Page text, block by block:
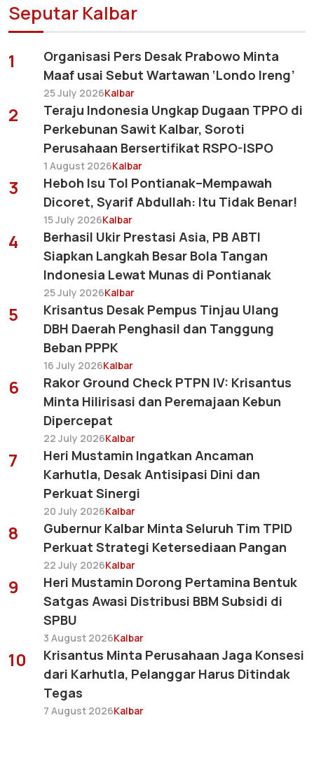
Seputar Kalbar
1
Organisasi Pers Desak Prabowo Minta
Maaf usai Sebut Wartawan ‘Londo Ireng’
25 July 2026Kalbar
2
Teraju Indonesia Ungkap Dugaan TPPO di
Perkebunan Sawit Kalbar, Soroti
Perusahaan Bersertifikat RSPO-ISPO
1 August 2026Kalbar
3
Heboh Isu Tol Pontianak–Mempawah
Dicoret, Syarif Abdullah: Itu Tidak Benar!
15 July 2026Kalbar
4
Berhasil Ukir Prestasi Asia, PB ABTI
Siapkan Langkah Besar Bola Tangan
Indonesia Lewat Munas di Pontianak
25 July 2026Kalbar
5
Krisantus Desak Pempus Tinjau Ulang
DBH Daerah Penghasil dan Tanggung
Beban PPPK
16 July 2026Kalbar
6
Rakor Ground Check PTPN IV: Krisantus
Minta Hilirisasi dan Peremajaan Kebun
Dipercepat
22 July 2026Kalbar
7
Heri Mustamin Ingatkan Ancaman
Karhutla, Desak Antisipasi Dini dan
Perkuat Sinergi
20 July 2026Kalbar
8
Gubernur Kalbar Minta Seluruh Tim TPID
Perkuat Strategi Ketersediaan Pangan
22 July 2026Kalbar
9
Heri Mustamin Dorong Pertamina Bentuk
Satgas Awasi Distribusi BBM Subsidi di
SPBU
3 August 2026Kalbar
10
Krisantus Minta Perusahaan Jaga Konsesi
dari Karhutla, Pelanggar Harus Ditindak
Tegas
7 August 2026Kalbar